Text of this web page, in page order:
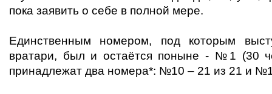
пока заявить о себе в полной мере.
Единственным номером, под которым
вратари, был и остаётся поныне - №1 (30
принадлежат два номера*: №10 – 21 из 21 и